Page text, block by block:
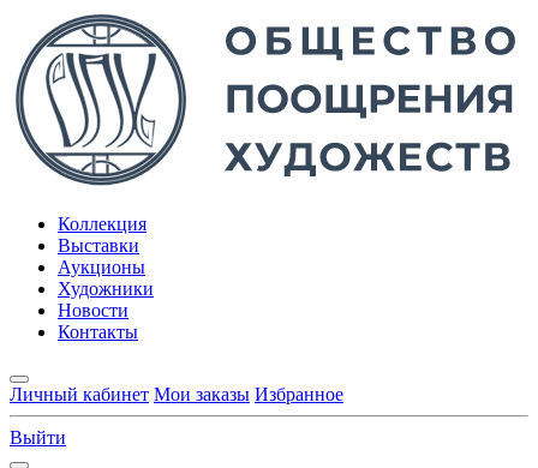
Коллекция
Выставки
Аукционы
Художники
Новости
Контакты
Личный кабинет Мои заказы Избранное
Выйти